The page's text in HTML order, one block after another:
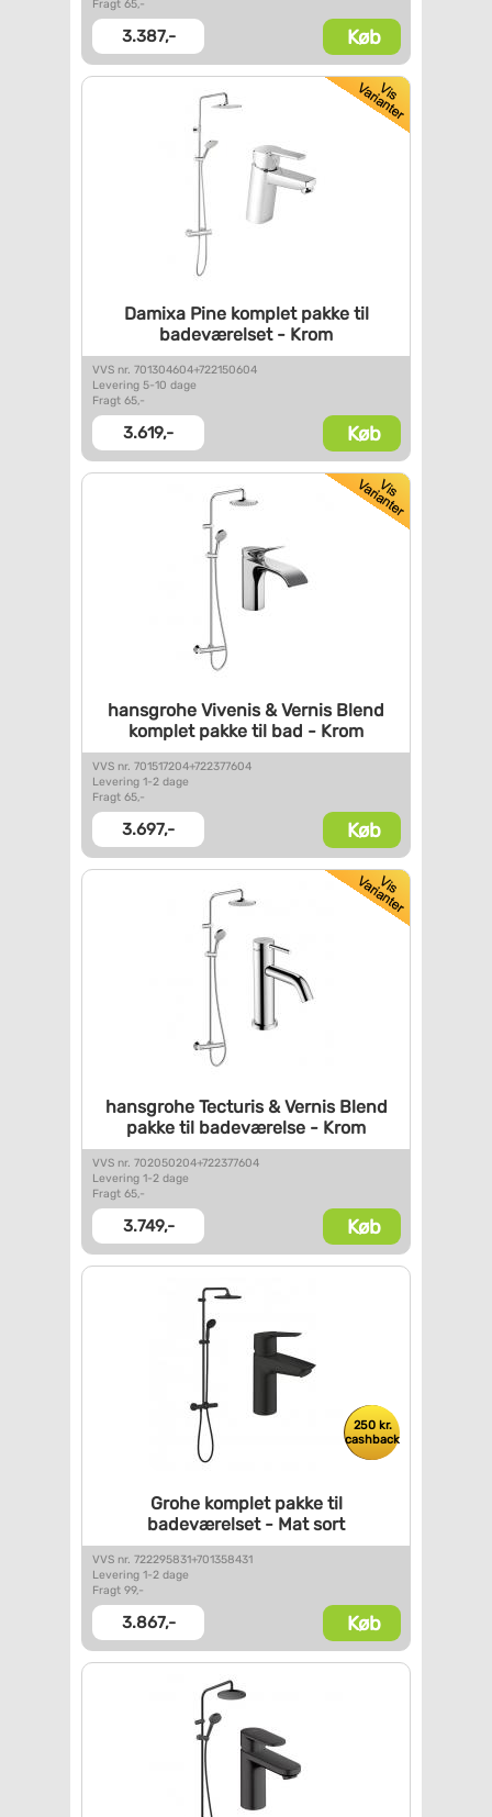
Fragt 65,-
3.387,- Køb
Damixa Pine komplet pakke til
badeværelset - Krom
VVS nr. 701304604+722150604
Levering 5-10 dage
Fragt 65,-
3.619,- Køb
hansgrohe Vivenis & Vernis Blend
komplet pakke til bad - Krom
VVS nr. 701517204+722377604
Levering 1-2 dage
Fragt 65,-
3.697,- Køb
hansgrohe Tecturis & VernisBlend
pakke til badeværelse - Krom
VVS nr. 702050204+722377604
Levering 1-2 dage
Fragt 65,-
3.749,- Køb
250 kr.
cashback
Grohe komplet pakke til
badeværelset - Mat sort
VVS nr. 722295831+701358431
Levering 1-2 dage
Fragt 99,-
3.867,- Køb